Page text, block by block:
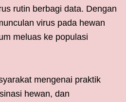
rutin berbagi data. Dengan
virus pada hewan
meluas ke populasi
mengenai praktik
hewan, dan